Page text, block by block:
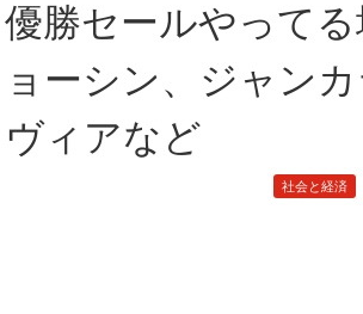
優勝セールやって
ョーシン、ジャン
ヴィアなど
社会と経済